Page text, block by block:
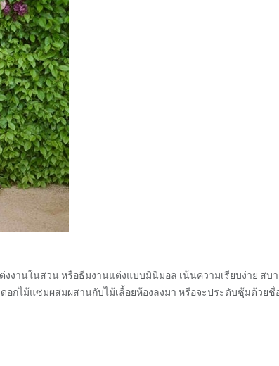
งานในสวน หรือธีมงานแต่งแบบมินิมอล เน้นความเรียบง่าย สบ
กไม้แซมผสมผสานกับไม้เลื้อยห้องลงมา หรือจะประดับซุ้มด้วยชื่